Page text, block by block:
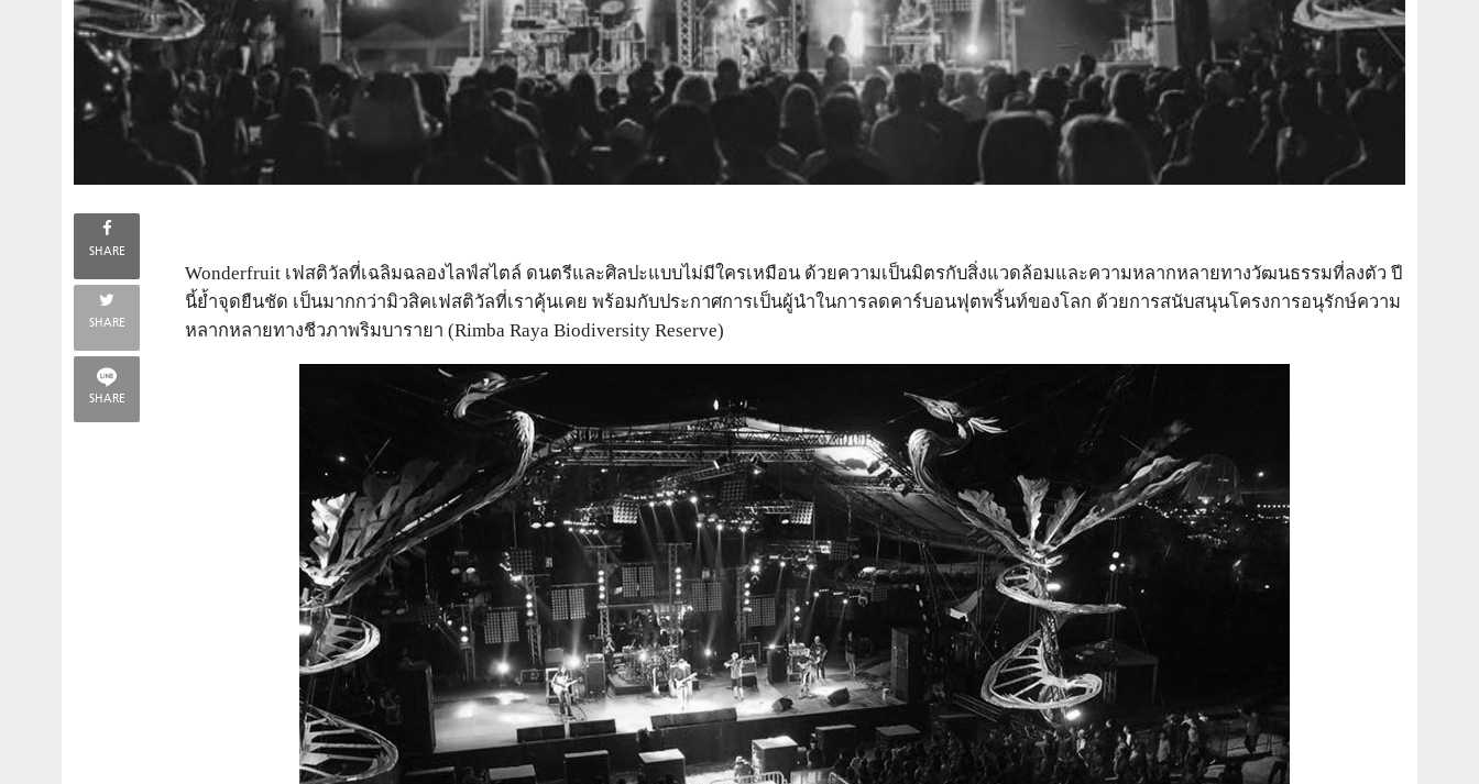
SHARE
SHARE
SHARE
Wonderfruit เฟสติวัลที่เฉลิมฉลองไลฟ์สไตล์ ดนตรีและศิลปะแบบไม่มีใครเหมือน ด้วยความเป็นมิตรกับสิ่งแวดล้อมและความหลากหลายทางวัฒนธรรมที่ลงตัว ปี
นี้ย้ำจุดยืนชัด เป็นมากกว่ามิวสิคเฟสติวัลที่เราคุ้นเคย พร้อมกับประกาศการเป็นผู้นำในการลดคาร์บอนฟุตพริ้นท์ของโลก ด้วยการสนับสนุนโครงการอนุรักษ์ความ
หลากหลายทางชีวภาพริมบารายา (Rimba Raya Biodiversity Reserve)